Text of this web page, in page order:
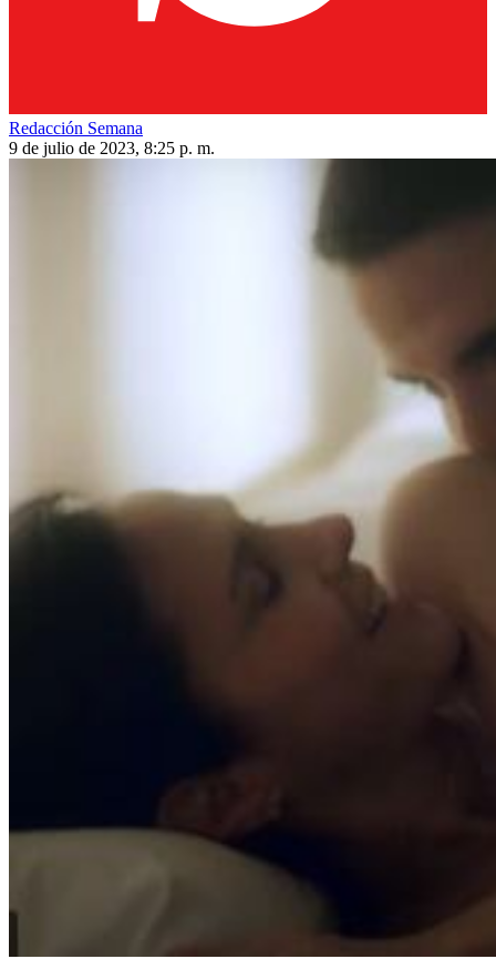
Redacción Semana
9 de julio de 2023, 8:25 p. m.